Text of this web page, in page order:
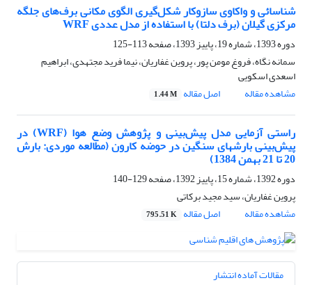
شناسائی و واکاوی سازوکار شکل‌گیری الگوی مکانی برف‌های جلگه
مرکزی گیلان (برف دلتا) با استفاده از مدل عددی WRF
دوره 1393، شماره 19، پاییز 1393، صفحه
113-125
سمانه نگاه، فروغ مومن پور، پروین غفاریان، نیما فرید مجتهدی، ابراهیم
اسعدی اسکویی
مشاهده مقاله
اصل مقاله 1.44 M
راستی آزمایی مدل پیش‌بینی و پژوهش وضع هوا (WRF) در
پیش‌بینی بارشهای سنگین در حوضه کارون (مطالعه موردی: بارش
20 تا 21 بهمن 1384)
دوره 1392، شماره 15، پاییز 1392، صفحه
129-140
پروین غفاریان، سید مجید برکاتی
مشاهده مقاله
اصل مقاله 795.51 K
مقالات آماده انتشار